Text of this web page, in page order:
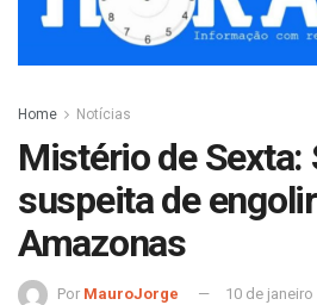
Home Notícias
Mistério de Sexta:
suspeita de
Amazonas
Por MauroJorge 10 de